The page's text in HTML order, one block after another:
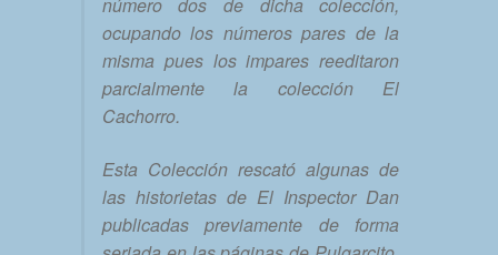
número dos de dicha colección,
ocupando los números pares de la
misma pues los impares reeditaron
parcialmente la colección El
Cachorro.
Esta Colección rescató algunas de
las historietas de El Inspector Dan
publicadas previamente de forma